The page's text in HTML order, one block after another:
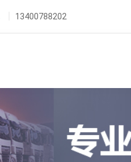
13400788202